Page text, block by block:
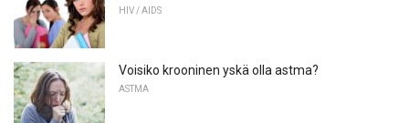
HIV / AIDS
Voisiko krooninen yskä olla astma?
ASTMA